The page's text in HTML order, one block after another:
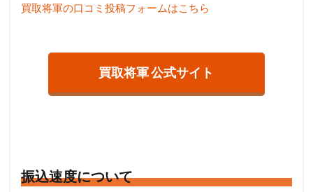
買取将軍の口コミ投稿フォームはこちら
買取将軍 公式サイト
振込速度について